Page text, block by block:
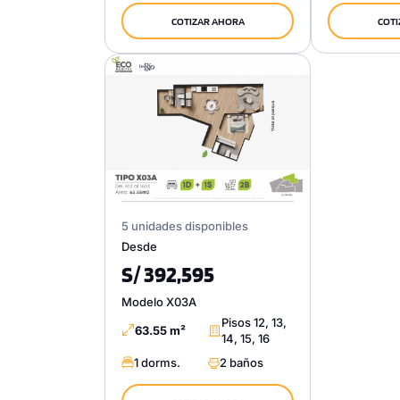
COTIZAR AHORA
5 unidades disponibles
Desde
S/ 392,595
Modelo X03A
63.55 m²
Pisos 12, 13,
14, 15, 16
1 dorms.
2 baños